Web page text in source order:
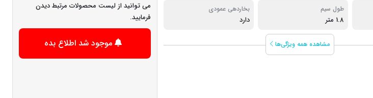
طول سیم
1.8 متر
بخاردهی عمودی
دارد
مشاهده همه ویژگی‌ها
می توانید از لیست محصولات مرتبط دیدن
فرمایید.
موجود شد اطلاع بده